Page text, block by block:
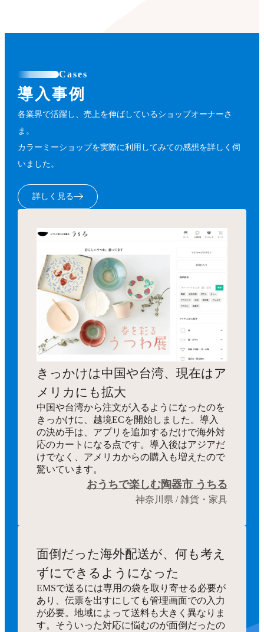
Cases
導入事例
各業界で活躍し、売上を伸ばしているショップオーナーさ
ま。
カラーミーショップを実際に利用してみての感想を詳しく伺
いました。
詳しく見る
きっかけは中国や台湾、現在はア
メリカにも拡大
中国や台湾から注文が入るようになったのを
きっかけに、越境ECを開始しました。導入
の決め手は、アプリを追加するだけで海外対
応のカートになる点です。導入後はアジアだ
けでなく、アメリカからの購入も増えたので
驚いています。
おうちで楽しむ陶器市 うちる
神奈川県 / 雑貨・家具
面倒だった海外配送が、何も考え
ずにできるようになった
EMSで送るには専用の袋を取り寄せる必要が
あり、伝票を出すにしても管理画面での入力
が必要。地域によって送料も大きく異なりま
す。そういった対応に悩むのが面倒だったの